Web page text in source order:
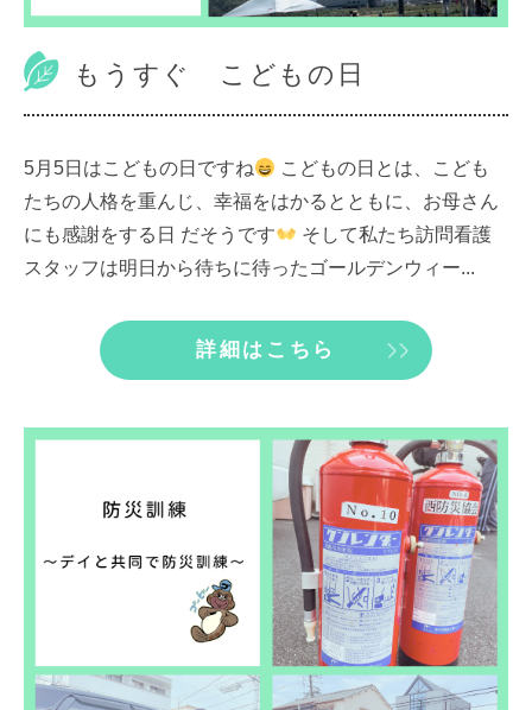
もうすぐ こどもの日
5月5日はこどもの日ですね
こどもの日とは、こども
たちの人格を重んじ、幸福をはかるとともに、お母さん
にも感謝をする日 だそうです
そして私たち訪問看護
スタッフは明日から待ちに待ったゴールデンウィー...
詳細はこちら